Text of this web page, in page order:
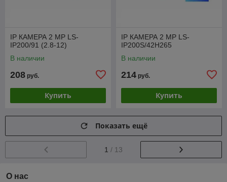
IP КАМЕРА 2 МР LS-
IP200/91 (2.8-12)
В наличии
208 руб.
Купить
IP КАМЕРА 2 МР LS-
IP200S/42H265
В наличии
214 руб.
Купить
Показать ещё
1 / 13
О нас